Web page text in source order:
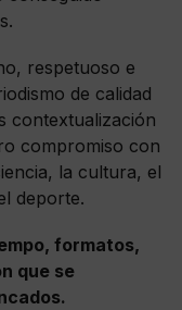
respetuoso e
de calidad
contextualización
compromiso con
la cultura, el
deporte.
formatos,
que se